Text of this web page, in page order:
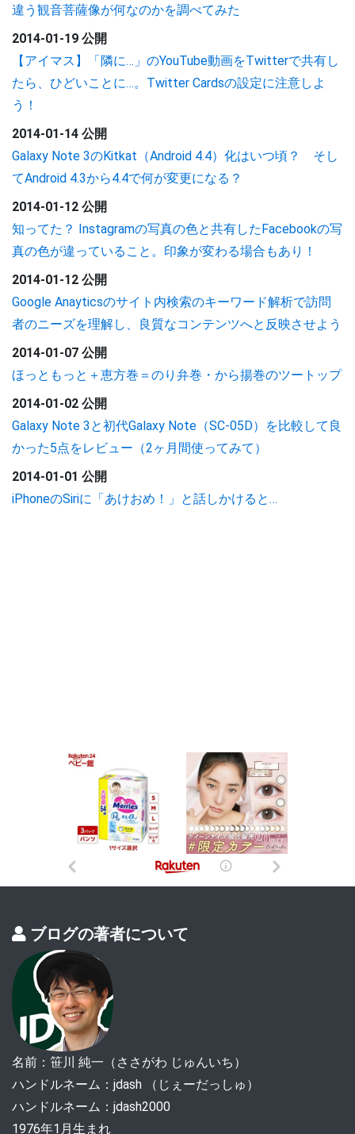
違う観音菩薩像が何なのかを調べてみた
2014-01-19 公開
【アイマス】「隣に…」のYouTube動画をTwitterで共有し
たら、ひどいことに…。Twitter Cardsの設定に注意しよ
う！
2014-01-14 公開
Galaxy Note 3のKitkat（Android 4.4）化はいつ頃？ そし
てAndroid 4.3から4.4で何が変更になる？
2014-01-12 公開
知ってた？ Instagramの写真の色と共有したFacebookの写
真の色が違っていること。印象が変わる場合もあり！
2014-01-12 公開
Google Anayticsのサイト内検索のキーワード解析で訪問
者のニーズを理解し、良質なコンテンツへと反映させよう
2014-01-07 公開
ほっともっと＋恵方巻＝のり弁巻・から揚巻のツートップ
2014-01-02 公開
Galaxy Note 3と初代Galaxy Note（SC-05D）を比較して良
かった5点をレビュー（2ヶ月間使ってみて）
2014-01-01 公開
iPhoneのSiriに「あけおめ！」と話しかけると…
ブログの著者について
名前：笹川 純一（ささがわ じゅんいち）
ハンドルネーム：jdash （じぇーだっしゅ）
ハンドルネーム：jdash2000
1976年1月生まれ